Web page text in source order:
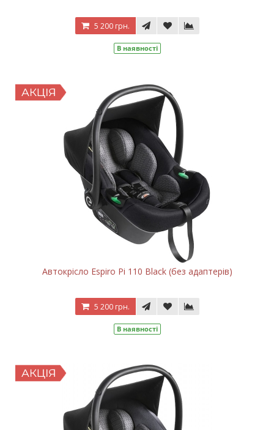
5 200 грн.
В наявності
Автокрісло Espiro Pi 110 Black (без адаптерів)
5 200 грн.
В наявності